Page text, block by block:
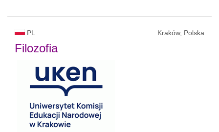
PL Kraków, Polska
Filozofia